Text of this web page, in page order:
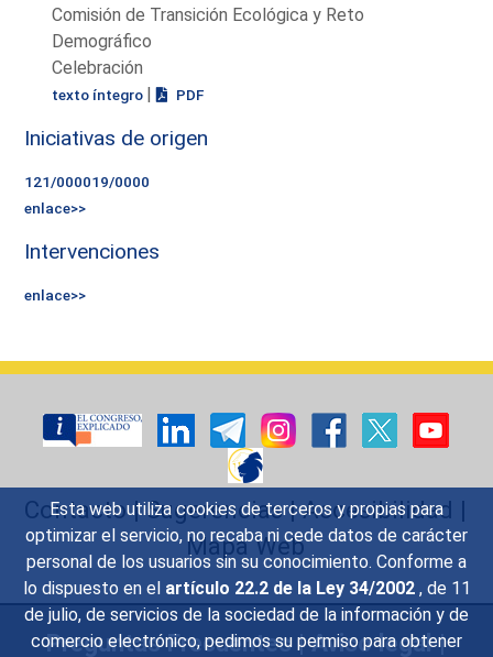
Esta web utiliza cookies de terceros y propias para
optimizar el servicio, no recaba ni cede datos de carácter
personal de los usuarios sin su conocimiento. Conforme a
lo dispuesto en el artículo 22.2 de la Ley 34/2002 , de 11
de julio, de servicios de la sociedad de la información y de
comercio electrónico, pedimos su permiso para obtener
Comisión de Transición Ecológica y Reto
Demográfico
Celebración
texto íntegro | PDF
Iniciativas de origen
121/000019/0000
enlace>>
Intervenciones
enlace>>
Contacto|Sugerencias|Accesibilidad |
Mapa Web
Preguntas Frecuentes|Aviso legal|